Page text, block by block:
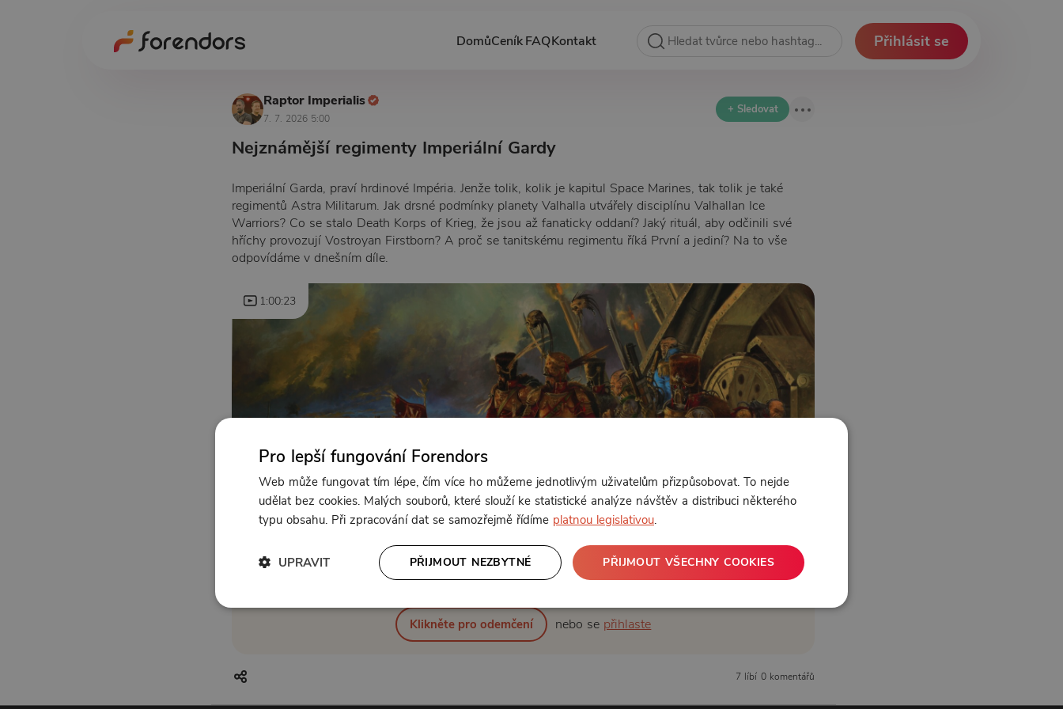
DomůCeníkFAQKontakt Přihlásit se
Raptor Imperialis
7. 7. 2026 5:00
+ Sledovat
Nejznámější regimenty Imperiální Gardy
Imperiální Garda, praví hrdinové Impéria. Jenže tolik, kolik je kapitul Space Marines, tak tolik je také
regimentů Astra Militarum. Jak drsné podmínky planety Valhalla utvářely disciplínu Valhallan Ice
Warriors? Co se stalo Death Korps of Krieg, že jsou až fanaticky oddaní? Jaký rituál, aby odčinili své
hříchy provozují Vostroyan Firstborn? A proč se tanitskému regimentu říká První a jediní? Na to vše
odpovídáme v dnešním díle.
1:00:23
Od 95 Kč měsíčně
Klikněte pro odemčení nebo se přihlaste
7 líbí 0 komentářů
Pro lepší fungování Forendors
Web může fungovat tím lépe, čím více ho můžeme jednotlivým uživatelům přizpůsobovat. To nejde
udělat bez cookies. Malých souborů, které slouží ke statistické analýze návštěv a distribuci některého
typu obsahu. Při zpracování dat se samozřejmě řídíme platnou legislativou.
PŘIJMOUT VŠECHNY COOKIES
PŘIJMOUT NEZBYTNÉ
UPRAVIT